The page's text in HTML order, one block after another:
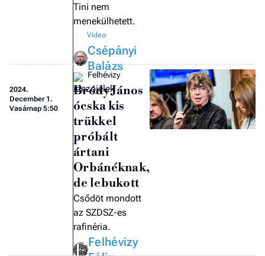
Tini nem
menekülhetett.
Csépányi
Balázs
2024.
December 1.
Vasárnap 5:50
Felhévizy
Bródy János
ócska kis
trükkel
próbált
ártani
Orbánéknak,
de lebukott
Csődöt mondott
az SZDSZ-es
rafinéria.
Felhévizy